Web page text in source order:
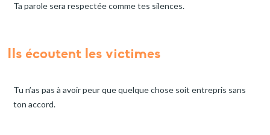
Ta parole sera respectée comme tes silences.
Ils écoutent les victimes
Tu n’as pas à avoir peur que quelque chose soit entrepris sans
ton accord.